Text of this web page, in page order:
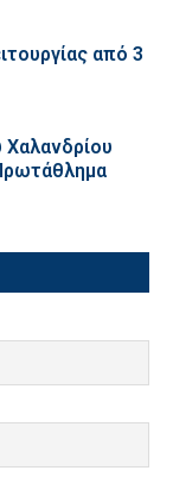
από 3
Χαλανδρίου